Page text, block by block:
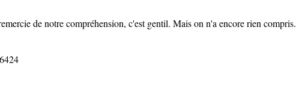
de notre compréhension, c'est gentil. Mais on n'a encore rien compris.